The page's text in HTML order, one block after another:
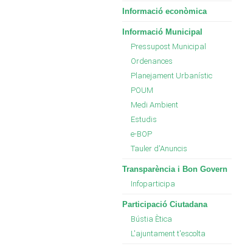
Informació econòmica
Informació Municipal
Pressupost Municipal
Ordenances
Planejament Urbanístic
POUM
Medi Ambient
Estudis
e-BOP
Tauler d'Anuncis
Transparència i Bon Govern
Infoparticipa
Participació Ciutadana
Bústia Ètica
L'ajuntament t'escolta